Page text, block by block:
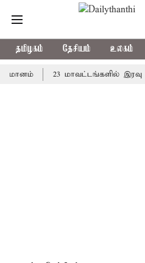
தமிழகம் தேசியம் உலகம்
23 மாவட்டங்களில் இரவு 7